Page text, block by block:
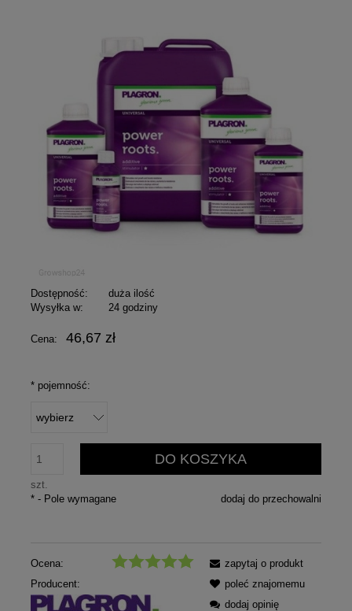
Dostępność:
duża ilość
Wysyłka w:
24 godziny
Cena: 46,67 zł
* pojemność:
szt.
DO KOSZYKA
dodaj do przechowalni
* - Pole wymagane
Ocena:
Producent:
zapytaj o produkt
poleć znajomemu
dodaj opinię